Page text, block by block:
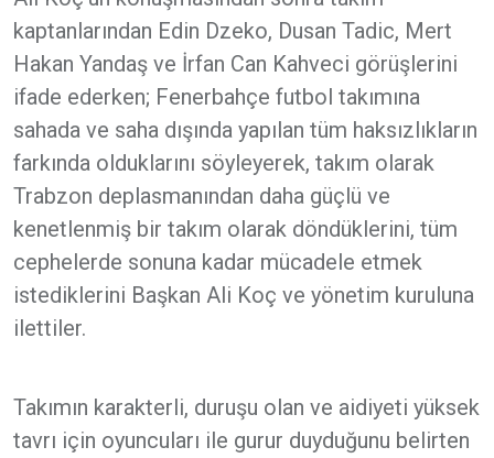
kaptanlarından Edin Dzeko, Dusan Tadic, Mert
Hakan Yandaş ve İrfan Can Kahveci görüşlerini
ifade ederken; Fenerbahçe futbol takımına
sahada ve saha dışında yapılan tüm haksızlıkların
farkında olduklarını söyleyerek, takım olarak
Trabzon deplasmanından daha güçlü ve
kenetlenmiş bir takım olarak döndüklerini, tüm
cephelerde sonuna kadar mücadele etmek
istediklerini Başkan Ali Koç ve yönetim kuruluna
ilettiler.
Takımın karakterli, duruşu olan ve aidiyeti yüksek
tavrı için oyuncuları ile gurur duyduğunu belirten